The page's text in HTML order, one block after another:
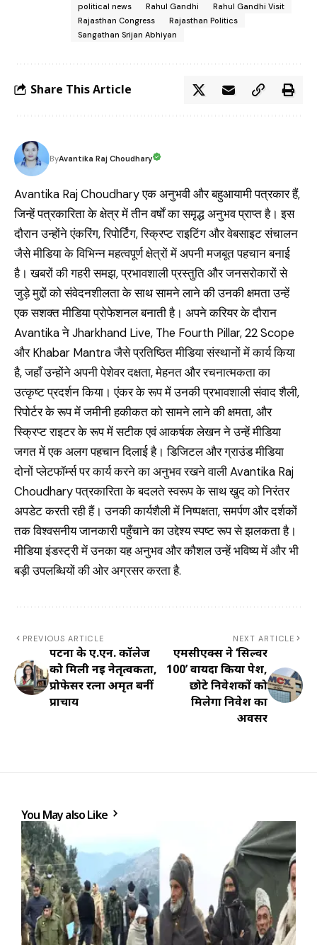
political news Rahul Gandhi
Rahul Gandhi Visit
Rajasthan Congress
Rajasthan Politics
Sangathan Srijan Abhiyan
Share This Article
ByAvantika Raj Choudhary
Avantika Raj Choudhary एक अनुभवी और बहुआयामी पत्रकार हैं,
जिन्हें पत्रकारिता के क्षेत्र में तीन वर्षों का समृद्ध अनुभव प्राप्त है। इस
दौरान उन्होंने एंकरिंग, रिपोर्टिंग, स्क्रिप्ट राइटिंग और वेबसाइट संचालन
जैसे मीडिया के विभिन्न महत्वपूर्ण क्षेत्रों में अपनी मजबूत पहचान बनाई
है। खबरों की गहरी समझ, प्रभावशाली प्रस्तुति और जनसरोकारों से
जुड़े मुद्दों को संवेदनशीलता के साथ सामने लाने की उनकी क्षमता उन्हें
एक सशक्त मीडिया प्रोफेशनल बनाती है। अपने करियर के दौरान
Avantika ने Jharkhand Live, The Fourth Pillar, 22 Scope
और Khabar Mantra जैसे प्रतिष्ठित मीडिया संस्थानों में कार्य किया
है, जहाँ उन्होंने अपनी पेशेवर दक्षता, मेहनत और रचनात्मकता का
उत्कृष्ट प्रदर्शन किया। एंकर के रूप में उनकी प्रभावशाली संवाद शैली,
रिपोर्टर के रूप में जमीनी हकीकत को सामने लाने की क्षमता, और
स्क्रिप्ट राइटर के रूप में सटीक एवं आकर्षक लेखन ने उन्हें मीडिया
जगत में एक अलग पहचान दिलाई है। डिजिटल और ग्राउंड मीडिया
दोनों प्लेटफॉर्म्स पर कार्य करने का अनुभव रखने वाली Avantika Raj
Choudhary पत्रकारिता के बदलते स्वरूप के साथ खुद को निरंतर
अपडेट करती रही हैं। उनकी कार्यशैली में निष्पक्षता, समर्पण और दर्शकों
तक विश्वसनीय जानकारी पहुँचाने का उद्देश्य स्पष्ट रूप से झलकता है।
मीडिया इंडस्ट्री में उनका यह अनुभव और कौशल उन्हें भविष्य में और भी
बड़ी उपलब्धियों की ओर अग्रसर करता है.
PREVIOUS ARTICLE
पटना के ए.एन. कॉलेज
को मिली नई नेतृत्वकर्ता,
प्रोफेसर रत्ना अमृत बनीं
प्राचार्य
NEXT ARTICLE
एमसीएक्स ने ‘सिल्वर
100’ वायदा किया पेश,
छोटे निवेशकों को
मिलेगा निवेश का
अवसर
You May also Like